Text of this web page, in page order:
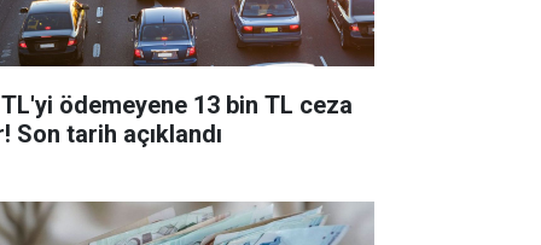
ödemeyene 13 bin TL ceza
Son tarih açıklandı